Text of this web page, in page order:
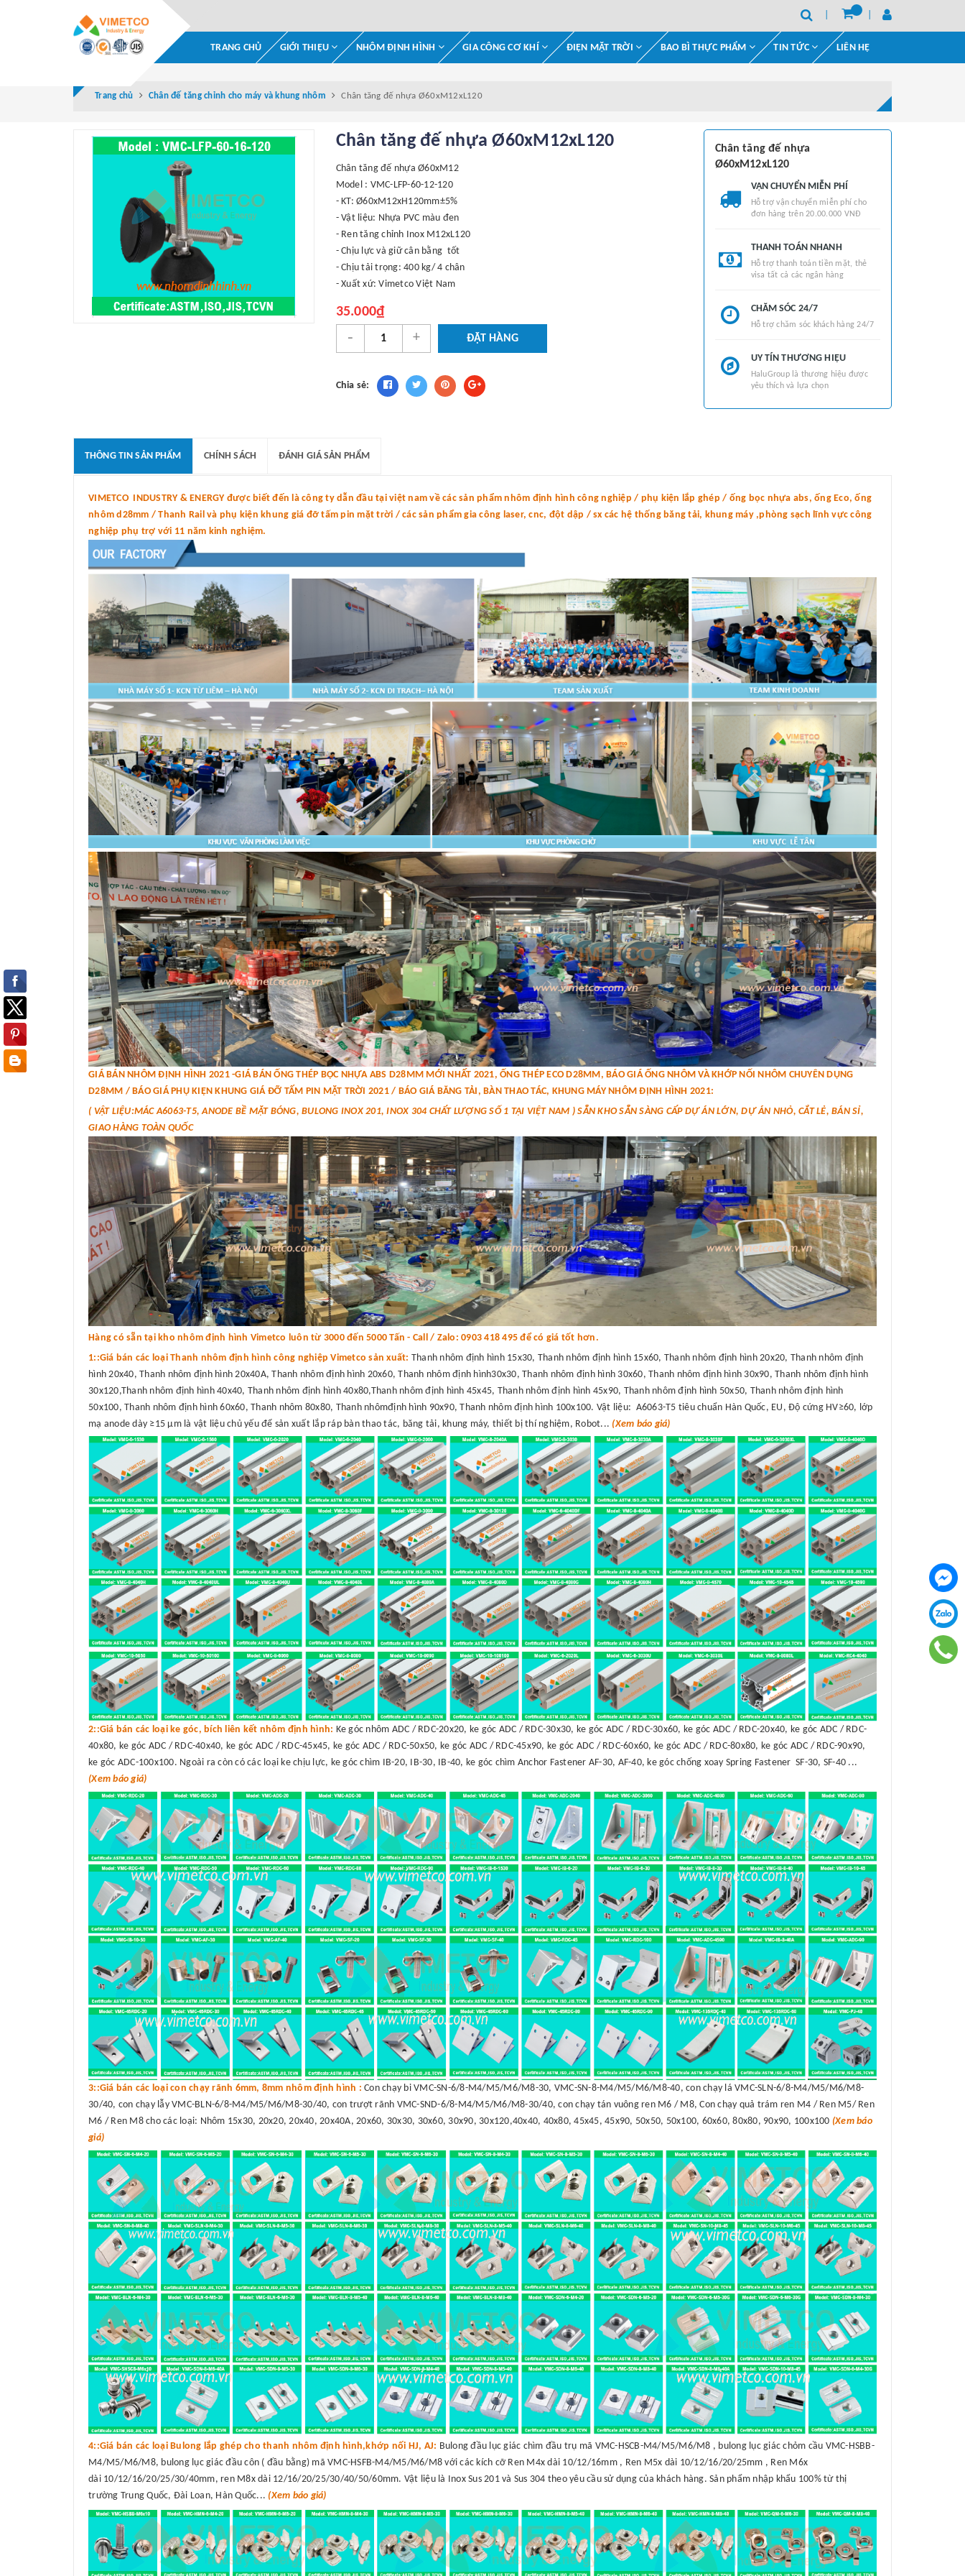
TRANG CHỦ GIỚI THIỆU NHÔM ĐỊNH HÌNH GIA CÔNG CƠ KHÍ ĐIỆN MẶT TRỜI BAO BÌ THỰC PHẨM TIN TỨC LIÊN HỆ
Trang chủ Chân đế tăng chỉnh cho máy và khung nhôm Chân tăng đế nhựa Ø60xM12xL120
Chân tăng đế nhựa Ø60xM12xL120
Chân tăng đế nhựa Ø60xM12
Model : VMC-LFP-60-12-120
- KT: Ø60xM12xH120mm±5%
- Vật liệu: Nhựa PVC màu đen
- Ren tăng chỉnh Inox M12xL120
- Chịu lực và giữ cân bằng tốt
- Chịu tải trọng: 400 kg/ 4 chân
- Xuất xứ: Vimetco Việt Nam
35.000₫
- + ĐẶT HÀNG
Chia sẻ:
Chân tăng đế nhựa
Ø60xM12xL120
VẬN CHUYỂN MIỄN PHÍ
Hỗ trợ vận chuyển miễn phí cho
đơn hàng trên 20.00.000 VNĐ
THANH TOÁN NHANH
Hỗ trợ thanh toán tiền mặt, thẻ
visa tất cả các ngân hàng
CHĂM SÓC 24/7
Hỗ trợ chăm sóc khách hàng 24/7
UY TÍN THƯƠNG HIỆU
HaluGroup là thương hiệu được
yêu thích và lựa chọn
THÔNG TIN SẢN PHẨM CHÍNH SÁCH ĐÁNH GIÁ SẢN PHẨM
VIMETCO INDUSTRY & ENERGY được biết đến là công ty dẫn đầu tại việt nam về các sản phẩm nhôm định hình công nghiệp / phụ kiện lắp ghép / ống bọc nhựa abs, ống Eco, ống
nhôm d28mm / Thanh Rail và phụ kiện khung giá đỡ tấm pin mặt trời / các sản phẩm gia công laser, cnc, đột dập / sx các hệ thống băng tải, khung máy ,phòng sạch lĩnh vực công
nghiệp phụ trợ với 11 năm kinh nghiệm.
GIÁ BÁN NHÔM ĐỊNH HÌNH 2021 -GIÁ BÁN ỐNG THÉP BỌC NHỰA ABS D28MM MỚI NHẤT 2021, ỐNG THÉP ECO D28MM, BÁO GIÁ ỐNG NHÔM VÀ KHỚP NỐI NHÔM CHUYÊN DỤNG
D28MM / BÁO GIÁ PHỤ KIỆN KHUNG GIÁ ĐỠ TẤM PIN MẶT TRỜI 2021 / BÁO GIÁ BĂNG TẢI, BÀN THAO TÁC, KHUNG MÁY NHÔM ĐỊNH HÌNH 2021:
( VẬT LIỆU:MÁC A6063-T5, ANODE BỀ MẶT BÓNG, BULONG INOX 201, INOX 304 CHẤT LƯỢNG SỐ 1 TẠI VIỆT NAM ) SẴN KHO SẴN SÀNG CẤP DỰ ÁN LỚN, DỰ ÁN NHỎ, CẮT LẺ, BÁN SỈ,
GIAO HÀNG TOÀN QUỐC
Hàng có sẵn tại kho nhôm định hình Vimetco luôn từ 3000 đến 5000 Tấn - Call / Zalo: 0903 418 495 để có giá tốt hơn.
1::Giá bán các loại Thanh nhôm định hình công nghiệp Vimetco sản xuất: Thanh nhôm định hình 15x30, Thanh nhôm định hình 15x60, Thanh nhôm định hình 20x20, Thanh nhôm định
hình 20x40, Thanh nhôm định hình 20x40A, Thanh nhôm định hình 20x60, Thanh nhôm định hình30x30, Thanh nhôm định hình 30x60, Thanh nhôm định hình 30x90, Thanh nhôm định hình
30x120,Thanh nhôm định hình 40x40, Thanh nhôm định hình 40x80,Thanh nhôm định hình 45x45, Thanh nhôm định hình 45x90, Thanh nhôm định hình 50x50, Thanh nhôm định hình
50x100, Thanh nhôm định hình 60x60, Thanh nhôm 80x80, Thanh nhômđịnh hình 90x90, Thanh nhôm định hình 100x100. Vật liệu: A6063-T5 tiêu chuẩn Hàn Quốc, EU, Độ cứng HV≥60, lớp
mạ anode dày ≥15 μm là vật liệu chủ yếu để sản xuất lắp ráp bàn thao tác, băng tải, khung máy, thiết bị thí nghiệm, Robot... (Xem báo giá)
2::Giá bán các loại ke góc, bích liên kết nhôm định hình: Ke góc nhôm ADC / RDC-20x20, ke góc ADC / RDC-30x30, ke góc ADC / RDC-30x60, ke góc ADC / RDC-20x40, ke góc ADC / RDC-
40x80, ke góc ADC / RDC-40x40, ke góc ADC / RDC-45x45, ke góc ADC / RDC-50x50, ke góc ADC / RDC-45x90, ke góc ADC / RDC-60x60, ke góc ADC / RDC-80x80, ke góc ADC / RDC-90x90,
ke góc ADC-100x100. Ngoài ra còn có các loại ke chịu lực, ke góc chìm IB-20, IB-30, IB-40, ke góc chìm Anchor Fastener AF-30, AF-40, ke góc chống xoay Spring Fastener SF-30, SF-40 ...
(Xem báo giá)
3::Giá bán các loại con chạy rãnh 6mm, 8mm nhôm định hình : Con chạy bi VMC-SN-6/8-M4/M5/M6/M8-30, VMC-SN-8-M4/M5/M6/M8-40, con chạy lá VMC-SLN-6/8-M4/M5/M6/M8-
30/40, con chạy lẫy VMC-BLN-6/8-M4/M5/M6/M8-30/40, con trượt rãnh VMC-SND-6/8-M4/M5/M6/M8-30/40, con chạy tán vuông ren M6 / M8, Con chạy quả trám ren M4 / Ren M5/ Ren
M6 / Ren M8 cho các loại: Nhôm 15x30, 20x20, 20x40, 20x40A, 20x60, 30x30, 30x60, 30x90, 30x120,40x40, 40x80, 45x45, 45x90, 50x50, 50x100, 60x60, 80x80, 90x90, 100x100 (Xem báo
giá)
4::Giá bán các loại Bulong lắp ghép cho thanh nhôm định hình,khớp nối HJ, AJ: Bulong đầu lục giác chìm đầu trụ mã VMC-HSCB-M4/M5/M6/M8 , bulong lục giác chỏm cầu VMC-HSBB-
M4/M5/M6/M8, bulong lục giác đầu côn ( đầu bằng) mã VMC-HSFB-M4/M5/M6/M8 với các kích cỡ Ren M4x dài 10/12/16mm , Ren M5x dài 10/12/16/20/25mm , Ren M6x
dài 10/12/16/20/25/30/40mm, ren M8x dài 12/16/20/25/30/40/50/60mm. Vật liệu là Inox Sus 201 và Sus 304 theo yêu cầu sử dụng của khách hàng. Sản phẩm nhập khẩu 100% từ thị
trường Trung Quốc, Đài Loan, Hàn Quốc... (Xem báo giá)